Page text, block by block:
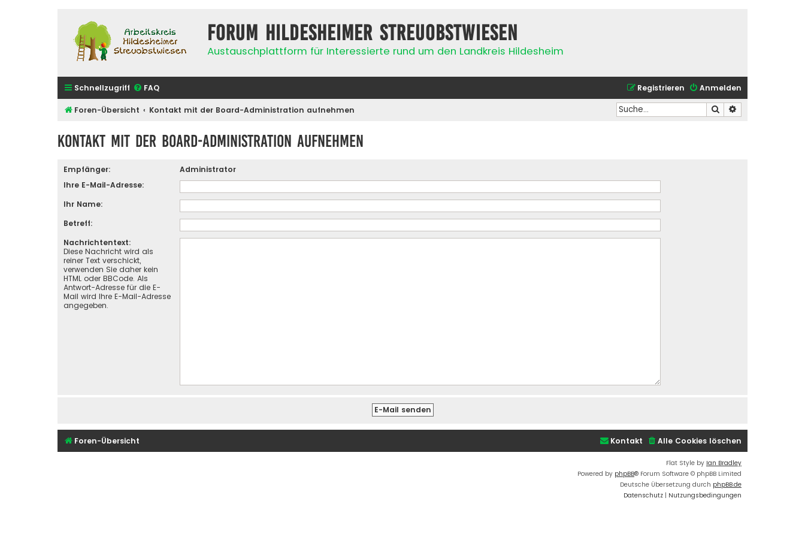
Forum Hildesheimer Streuobstwiesen
Austauschplattform für Interessierte rund um den Landkreis Hildesheim
Schnellzugriff FAQ Anmelden
Registrieren
Foren-Übersicht Kontakt mit der Board-Administration aufnehmen Suche
Kontakt mit der Board-Administration aufnehmen
Empfänger:
Administrator
Ihre E-Mail-Adresse:
Ihr Name:
Betreff:
Nachrichtentext:
Diese Nachricht wird als
reiner Text verschickt,
verwenden Sie daher kein
HTML oder BBCode. Als
Antwort-Adresse für die E-
Mail wird Ihre E-Mail-Adresse
angegeben.
Foren-Übersicht Alle Cookies löschen
Kontakt
Flat Style by Ian Bradley
Powered by phpBB® Forum Software © phpBB Limited
Deutsche Übersetzung durch phpBB.de
Datenschutz | Nutzungsbedingungen